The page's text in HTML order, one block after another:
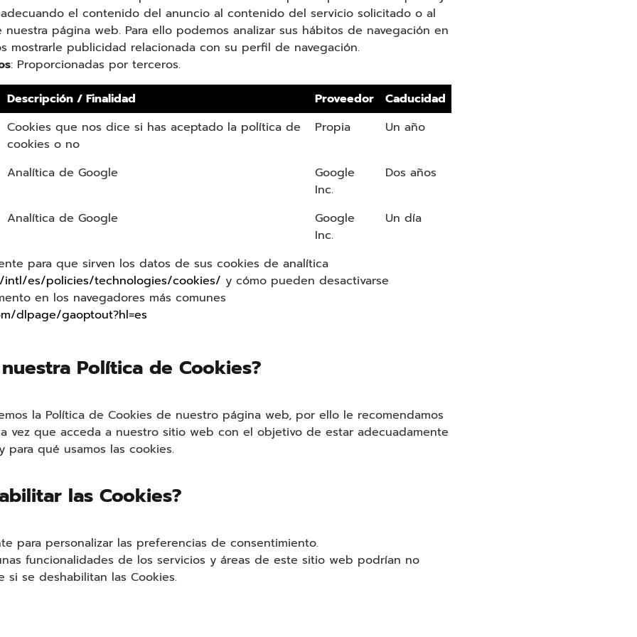
el contenido del anuncio al contenido del servicio solicitado o al
página web. Para ello podemos analizar sus hábitos de navegación en
mostrarle publicidad relacionada con su perfil de navegación.
: Proporcionadas por terceros.
Descripción / Finalidad
Proveedor
Caducidad
Cookies que nos dice si has aceptado la política de
cookies o no
Propia Un año
Analítica de Google
Google
Inc.
Dos años
Analítica de Google
Google
Inc.
Un día
para que sirven los datos de sus cookies de analítica
intl/es/policies/technologies/cookies/ y cómo pueden desactivarse
en los navegadores más comunes
dlpage/gaoptout?hl=es
Política de Cookies?
la Política de Cookies de nuestro página web, por ello le recomendamos
vez que acceda a nuestro sitio web con el objetivo de estar adecuadamente
para qué usamos las cookies.
las Cookies?
para personalizar las preferencias de consentimiento.
funcionalidades de los servicios y áreas de este sitio web podrían no
si se deshabilitan las Cookies.